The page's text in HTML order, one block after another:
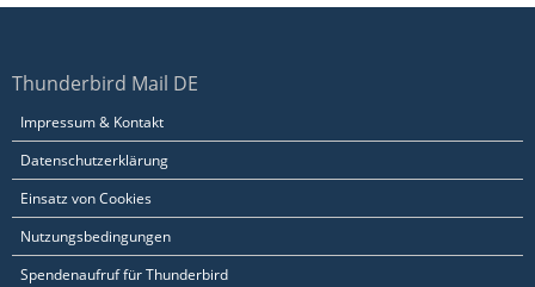
Thunderbird Mail DE
Impressum & Kontakt
Datenschutzerklärung
Einsatz von Cookies
Nutzungsbedingungen
Spendenaufruf für Thunderbird